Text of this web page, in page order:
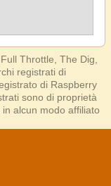
Throttle, The Dig,
registrati di
di Raspberry
sono di proprietà
alcun modo affiliato